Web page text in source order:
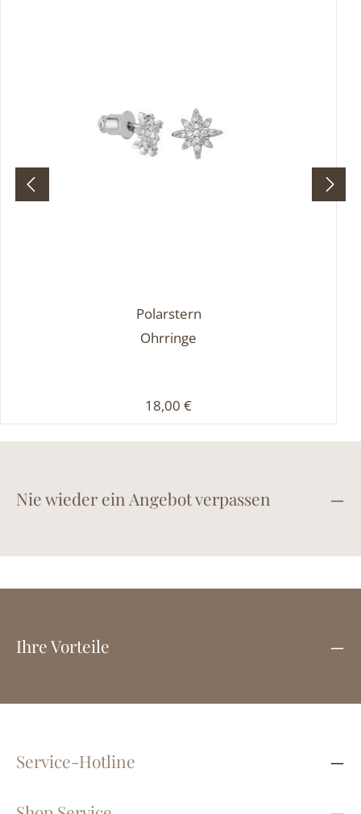
Polarstern
Ohrringe
Regulärer Preis:
18,00 €
Nie wieder ein Angebot verpassen
Ihre Vorteile
Service-Hotline